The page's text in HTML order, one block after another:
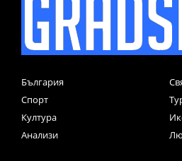
България
Спорт
Култура
Анализи